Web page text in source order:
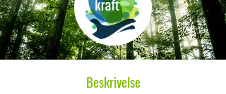
Beskrivelse